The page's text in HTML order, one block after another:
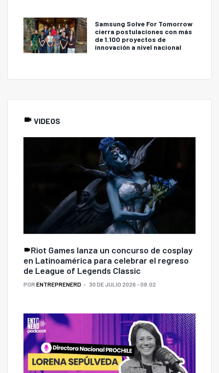
Samsung Solve For Tomorrow
cierra postulaciones con más
de 1.100 proyectos de
innovación a nivel nacional
VIDEOS
Riot Games lanza un concurso de cosplay
en Latinoamérica para celebrar el regreso
de League of Legends Classic
POR ENTREPRENERD 30 DE JULIO 2026 - 09:02